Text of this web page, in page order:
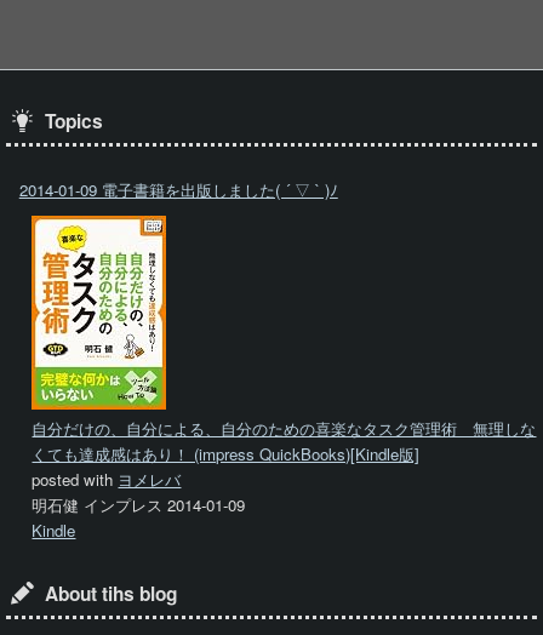
Topics
2014-01-09 電子書籍を出版しました( ´ ▽ ` )ﾉ
自分だけの、自分による、自分のための喜楽なタスク管理術 無理しな
くても達成感はあり！ (impress QuickBooks)[Kindle版]
posted with ヨメレバ
明石健 インプレス 2014-01-09
Kindle
About tihs blog